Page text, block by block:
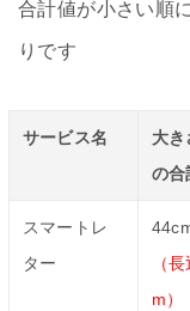
合計値が小さい順
りです
サービス名
大き
の合
スマートレ
ター
（
m）